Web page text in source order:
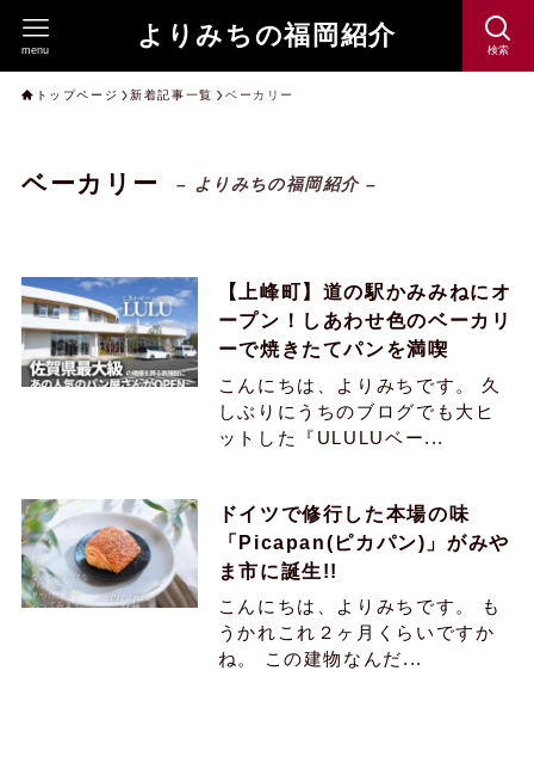
よりみちの福岡紹介 検索
menu
トップページ 新着記事一覧 ベーカリー
ベーカリー – よりみちの福岡紹介 –
【上峰町】道の駅かみみねにオ
ープン！しあわせ色のベーカリ
ーで焼きたてパンを満喫
こんにちは、よりみちです。 久
しぶりにうちのブログでも大ヒ
ットした『ULULUベー...
ドイツで修行した本場の味
「Picapan(ピカパン)」がみや
ま市に誕生!!
こんにちは、よりみちです。 も
うかれこれ２ヶ月くらいですか
ね。 この建物なんだ...